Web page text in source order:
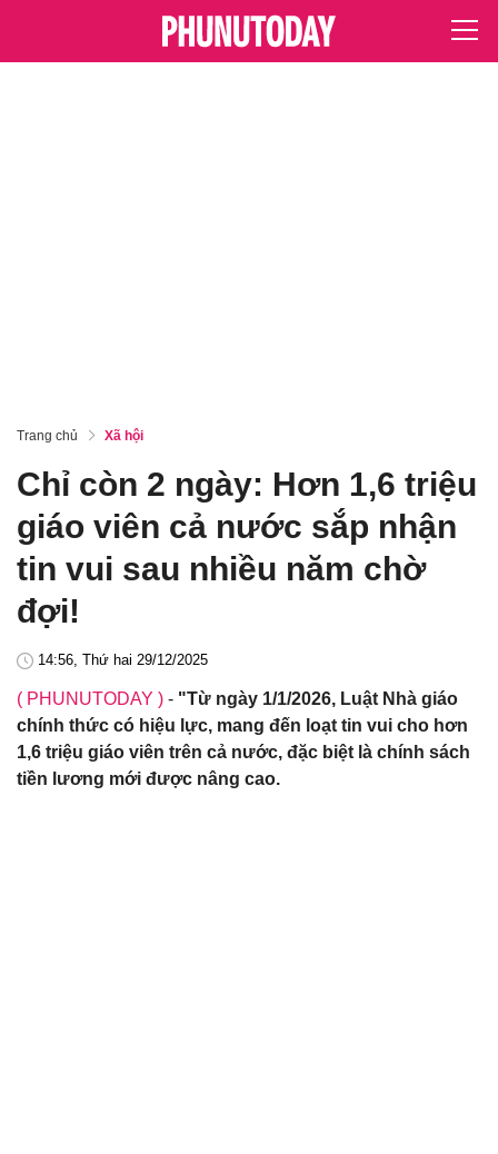
Trang chủ Xã hội
Chỉ còn 2 ngày: Hơn 1,6 triệu
giáo viên cả nước sắp nhận
tin vui sau nhiều năm chờ
đợi!
14:56, Thứ hai 29/12/2025
( PHUNUTODAY ) - "Từ ngày 1/1/2026, Luật Nhà giáo
chính thức có hiệu lực, mang đến loạt tin vui cho hơn
1,6 triệu giáo viên trên cả nước, đặc biệt là chính sách
tiền lương mới được nâng cao.